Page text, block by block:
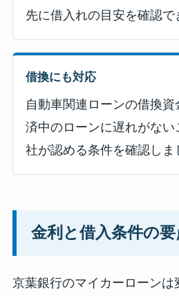
先に借入れの目安を確認で
借換にも対応
自動車関連ローンの借換
済中のローンに遅れがない
社が認める条件を確認しま
金利と借入条件の要
京葉銀行のマイカーローン